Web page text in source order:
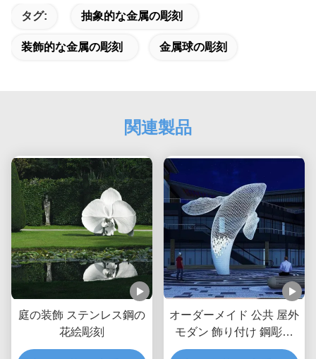
タグ: 抽象的な金属の彫刻
装飾的な金属の彫刻 金属球の彫刻
関連製品
庭の装飾 ステンレス鋼の
花絵彫刻
オーダーメイド 公共 屋外
モダン 飾り付け 鋼彫刻
金属彫像 巨大 白鯨